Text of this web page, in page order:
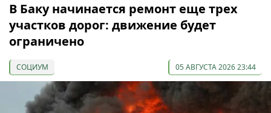
В Баку начинается ремонт еще трех
участков дорог: движение будет
ограничено
СОЦИУМ 05 АВГУСТА 2026 23:44